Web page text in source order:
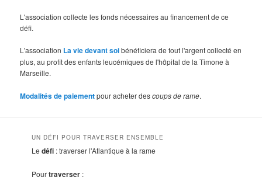
L'association collecte les fonds nécessaires au financement de ce
défi.
L'association La vie devant soibénéficiera de tout l'argent collecté en
plus, au profit des enfants leucémiques de l'hôpital de la Timone à
Marseille.
Modalités de paiementpour acheter descoups de rame.
UN DÉFI POUR TRAVERSER ENSEMBLE
Ledéfi : traverser l'Atlantique à la rame
Pourtraverser :